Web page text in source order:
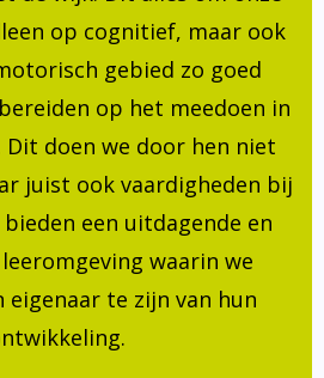
op cognitief, maar ook
gebied zo goed
op het meedoen in
Dit doen we door hen niet
juist ook vaardigheden bij
een uitdagende en
waarin we
eigenaar te zijn van hun